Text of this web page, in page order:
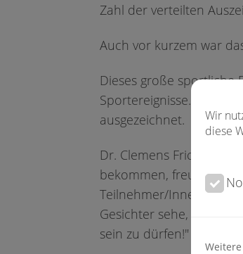
Wir
diese
Zahl der verteilten
Auch vor kurzem war
Dieses große
Sportereignisse. So
ausgezeichnet.
Dr. Clemens Fricke war
bekommen, freue ich
Teilnehmer/Innen jedes
Gesichter sehe, wenn
sein zu dürfen!"